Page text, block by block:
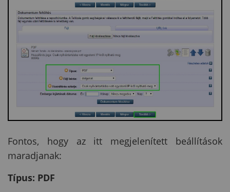
Fontos, hogy az itt megjelenített beállítások
maradjanak:
Típus: PDF